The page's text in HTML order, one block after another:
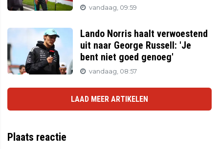
vandaag, 09:59
Lando Norris haalt verwoestend
uit naar George Russell: 'Je
bent niet goed genoeg'
vandaag, 08:57
LAAD MEER ARTIKELEN
Plaats reactie